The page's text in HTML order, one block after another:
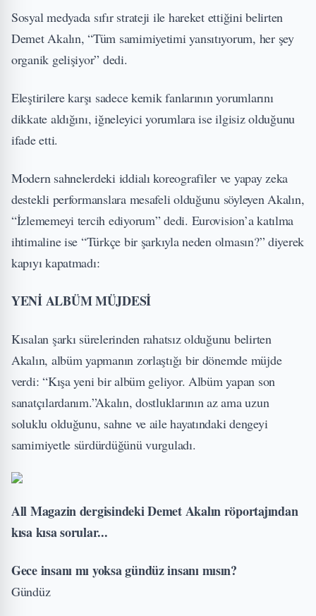
Sosyal medyada sıfır strateji ile hareket ettiğini belirten
Demet Akalın, “Tüm samimiyetimi yansıtıyorum, her şey
organik gelişiyor” dedi.
Eleştirilere karşı sadece kemik fanlarının yorumlarını
dikkate aldığını, iğneleyici yorumlara ise ilgisiz olduğunu
ifade etti.
Modern sahnelerdeki iddialı koreografiler ve yapay zeka
destekli performanslara mesafeli olduğunu söyleyen Akalın,
“İzlememeyi tercih ediyorum” dedi. Eurovision’a katılma
ihtimaline ise “Türkçe bir şarkıyla neden olmasın?” diyerek
kapıyı kapatmadı:
YENİ ALBÜM MÜJDESİ
Kısalan şarkı sürelerinden rahatsız olduğunu belirten
Akalın, albüm yapmanın zorlaştığı bir dönemde müjde
verdi: “Kışa yeni bir albüm geliyor. Albüm yapan son
sanatçılardanım.”Akalın, dostluklarının az ama uzun
soluklu olduğunu, sahne ve aile hayatındaki dengeyi
samimiyetle sürdürdüğünü vurguladı.
All Magazin dergisindeki Demet Akalın röportajından
kısa kısa sorular...
Gece insanı mı yoksa gündüz insanı mısın?
Gündüz